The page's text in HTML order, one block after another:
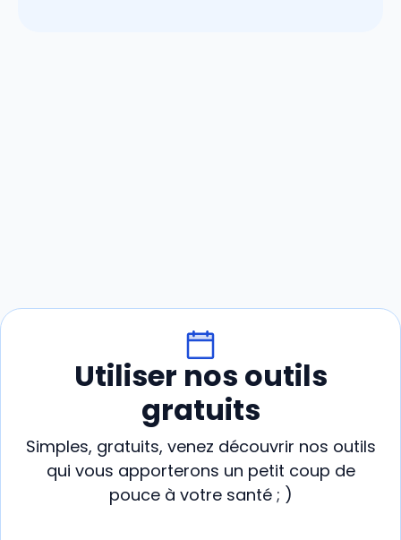
Utiliser nos outils
gratuits
Simples, gratuits, venez découvrir nos outils
qui vous apporterons un petit coup de
pouce à votre santé ; )